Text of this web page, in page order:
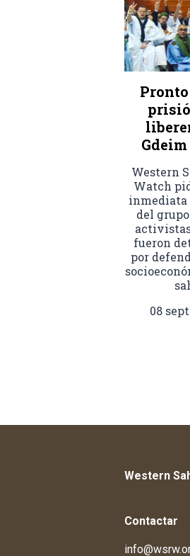
Pronto
Western
Watch
del
fueron
por
08
Western
Contactar